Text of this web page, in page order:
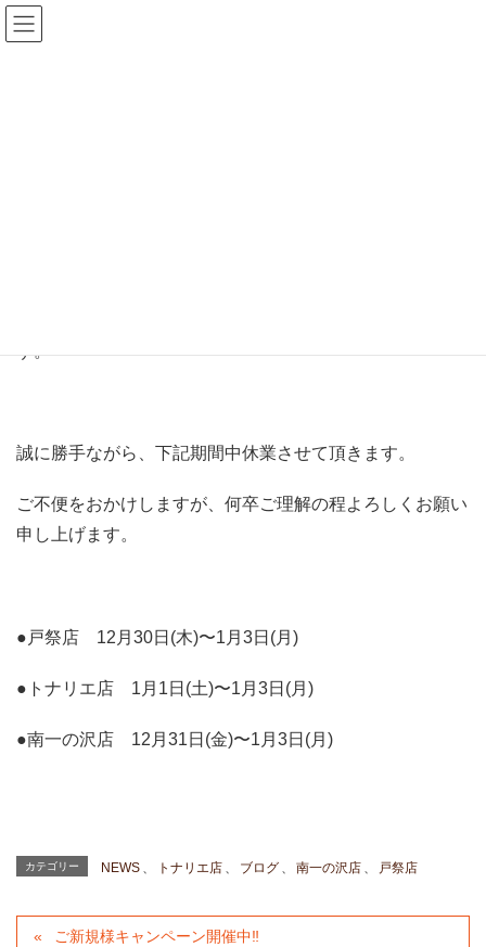
す。
誠に勝手ながら、下記期間中休業させて頂きます。
ご不便をおかけしますが、何卒ご理解の程よろしくお願い
申し上げます。
●戸祭店 12月30日(木)〜1月3日(月)
●トナリエ店 1月1日(土)〜1月3日(月)
●南一の沢店 12月31日(金)〜1月3日(月)
カテゴリー NEWS 、 トナリエ店 、 ブログ 、 南一の沢店 、 戸祭店
ご新規様キャンペーン開催中‼︎